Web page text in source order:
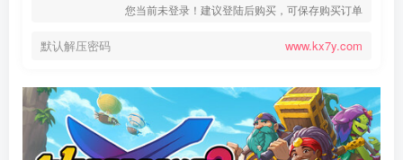
您当前未登录！建议登陆后购买，可保存购买订单
默认解压密码 www.kx7y.com